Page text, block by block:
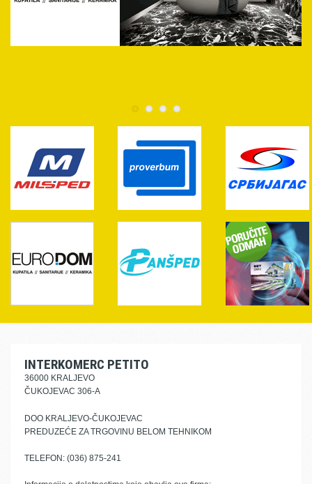
INTERKOMERC PETITO
36000 KRALJEVO
ČUKOJEVAC 306-A
DOO KRALJEVO-ČUKOJEVAC
PREDUZEĆE ZA TRGOVINU BELOM TEHNIKOM
TELEFON: (036) 875-241